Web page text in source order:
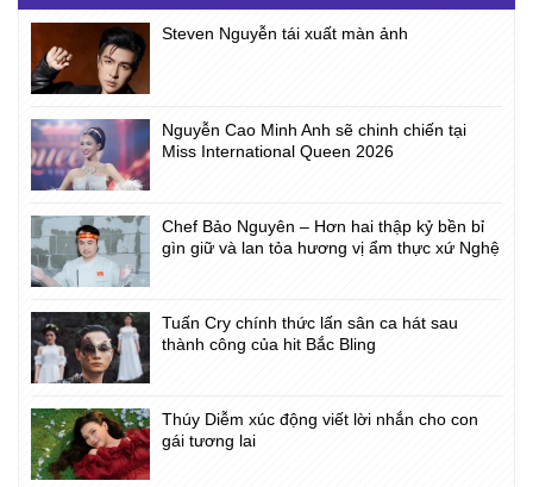
Steven Nguyễn tái xuất màn ảnh
Nguyễn Cao Minh Anh sẽ chinh chiến tại
Miss International Queen 2026
Chef Bảo Nguyên – Hơn hai thập kỷ bền bỉ
gìn giữ và lan tỏa hương vị ẩm thực xứ Nghệ
Tuấn Cry chính thức lấn sân ca hát sau
thành công của hit Bắc Bling
Thúy Diễm xúc động viết lời nhắn cho con
gái tương lai